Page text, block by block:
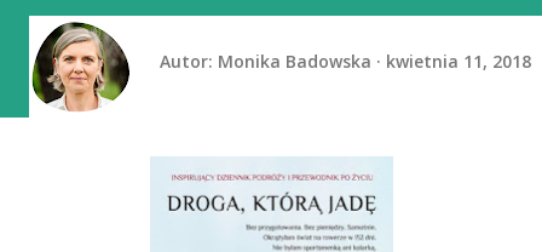
Autor: Monika Badowska kwietnia 11, 2018